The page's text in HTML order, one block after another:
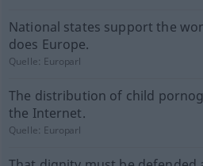
National states support the
does Europe.
Quelle: Europarl
The distribution of child
the Internet.
Quelle: Europarl